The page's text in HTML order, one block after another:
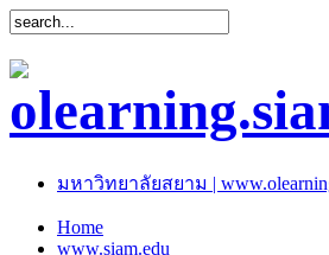
มหาวิทยาลัยสยาม |
Home
www.siam.edu